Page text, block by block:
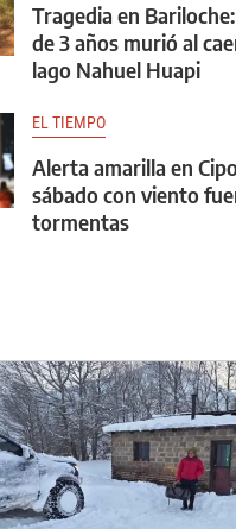
Tragedia en
de 3 años murió al
lago Nahuel Huapi
EL TIEMPO
Alerta amarilla en
sábado con viento
tormentas